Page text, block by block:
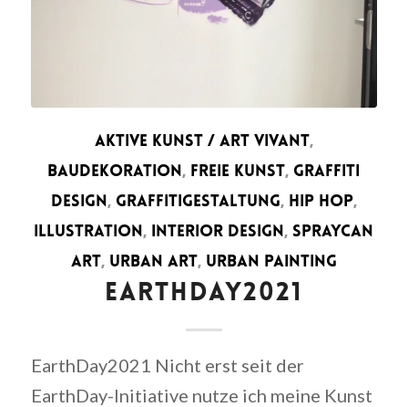
AKTIVE KUNST / ART VIVANT,
BAUDEKORATION, FREIE KUNST,GRAFFITI
DESIGN, GRAFFITIGESTALTUNG, HIP HOP,
ILLUSTRATION, INTERIOR DESIGN, SPRAYCAN
ART, URBAN ART, URBAN PAINTING
EARTHDAY2021
EarthDay2021 Nicht erst seit der
EarthDay-Initiative nutze ich meine Kunst